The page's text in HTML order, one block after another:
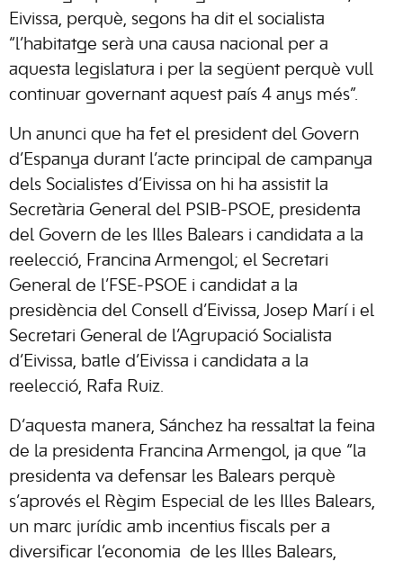
Eivissa, perquè, segons ha dit el socialista
“l’habitatge serà una causa nacional per a
aquesta legislatura i per la següent perquè vull
continuar governant aquest país 4 anys més”.
Un anunci que ha fet el president del Govern
d’Espanya durant l’acte principal de campanya
dels Socialistes d’Eivissa on hi ha assistit la
Secretària General del PSIB-PSOE, presidenta
del Govern de les Illes Balears i candidata a la
reelecció, Francina Armengol; el Secretari
General de l’FSE-PSOE i candidat a la
presidència del Consell d’Eivissa, Josep Marí i el
Secretari General de l’Agrupació Socialista
d’Eivissa, batle d’Eivissa i candidata a la
reelecció, Rafa Ruiz.
D’aquesta manera, Sánchez ha ressaltat la feina
de la presidenta Francina Armengol, ja que “la
presidenta va defensar les Balears perquè
s’aprovés el Règim Especial de les Illes Balears,
un marc jurídic amb incentius fiscals per a
diversificar l’economia de les Illes Balears,